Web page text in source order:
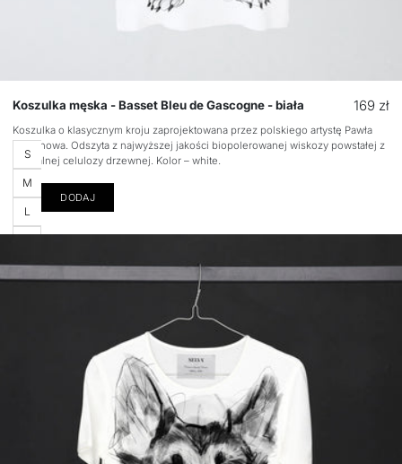
Koszulka męska - Basset Bleu de Gascogne - biała
Cena
169 zł
Koszulka o klasycznym kroju zaprojektowana przez polskiego artystę Pawła
Stepanowa. Odszyta z najwyższej jakości biopolerowanej wiskozy powstałej z
naturalnej celulozy drzewnej. Kolor – white.
Rozmiar
S
M
L
DODAJ